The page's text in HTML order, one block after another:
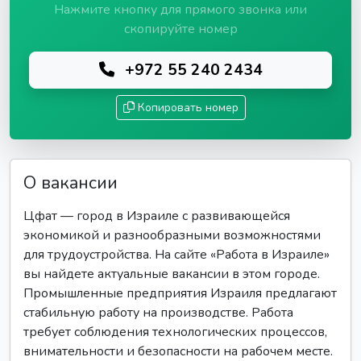
Нажмите кнопку для прямого звонка или
скопируйте номер
+972 55 240 2434
Копировать номер
О вакансии
Цфат — город в Израиле с развивающейся
экономикой и разнообразными возможностями
для трудоустройства. На сайте «Работа в Израиле»
вы найдете актуальные вакансии в этом городе.
Промышленные предприятия Израиля предлагают
стабильную работу на производстве. Работа
требует соблюдения технологических процессов,
внимательности и безопасности на рабочем месте.